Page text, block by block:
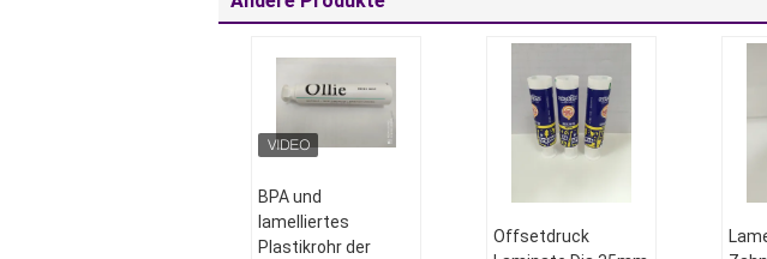
BPA und
lamelliertes
Plastikrohr der
Offsetdruck